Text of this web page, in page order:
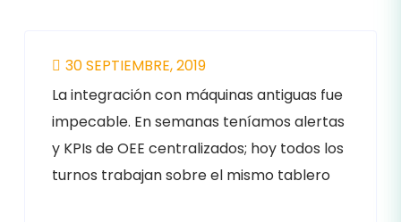
30 SEPTIEMBRE, 2019
La integración con máquinas antiguas fue
impecable. En semanas teníamos alertas
y KPIs de OEE centralizados; hoy todos los
turnos trabajan sobre el mismo tablero